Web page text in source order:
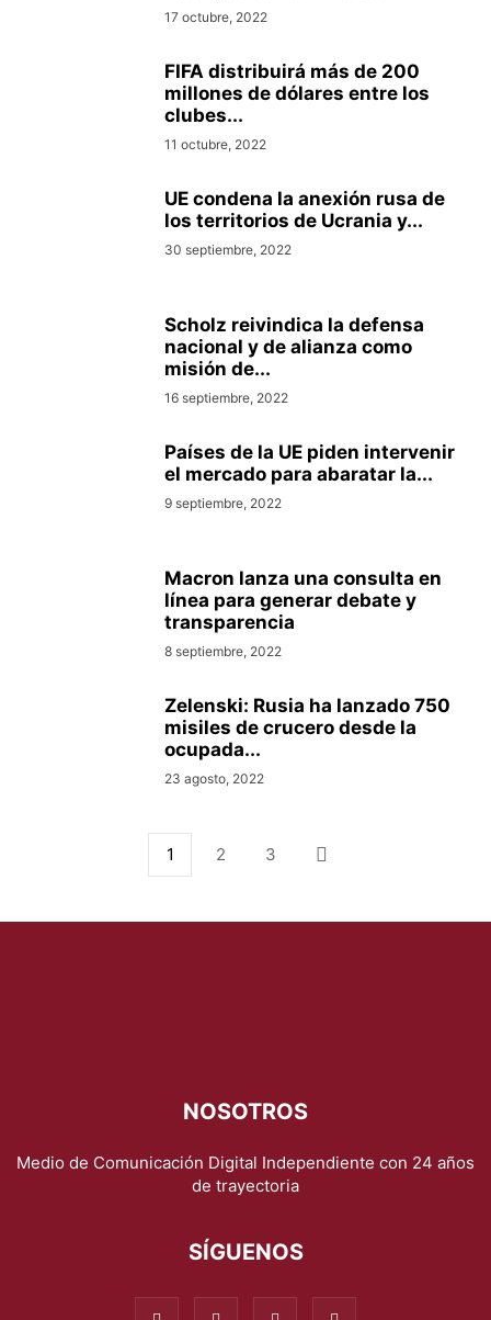
17 octubre, 2022
FIFA distribuirá más de 200
millones de dólares entre los
clubes...
11 octubre, 2022
UE condena la anexión rusa de
los territorios de Ucrania y...
30 septiembre, 2022
Scholz reivindica la defensa
nacional y de alianza como
misión de...
16 septiembre, 2022
Países de la UE piden intervenir
el mercado para abaratar la...
9 septiembre, 2022
Macron lanza una consulta en
línea para generar debate y
transparencia
8 septiembre, 2022
Zelenski: Rusia ha lanzado 750
misiles de crucero desde la
ocupada...
23 agosto, 2022
1 2 3
NOSOTROS
Medio de Comunicación Digital Independiente con 24 años
de trayectoria
SÍGUENOS